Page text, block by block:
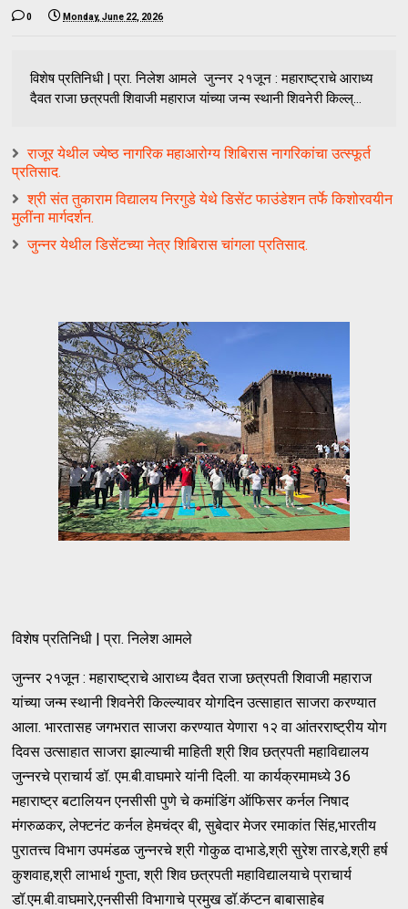
0 Monday, June 22, 2026
विशेष प्रतिनिधी | प्रा. निलेश आमले जुन्नर २१जून : महाराष्ट्राचे आराध्य
दैवत राजा छत्रपती शिवाजी महाराज यांच्या जन्म स्थानी शिवनेरी किल्ल्...
राजूर येथील ज्येष्ठ नागरिक महाआरोग्य शिबिरास नागरिकांचा उत्स्फूर्त
प्रतिसाद.
श्री संत तुकाराम विद्यालय निरगुडे येथे डिसेंट फाउंडेशन तर्फे किशोरवयीन
मुलींना मार्गदर्शन.
जुन्नर येथील डिसेंटच्या नेत्र शिबिरास चांगला प्रतिसाद.
विशेष प्रतिनिधी | प्रा. निलेश आमले
जुन्नर २१जून : महाराष्ट्राचे आराध्य दैवत राजा छत्रपती शिवाजी महाराज
यांच्या जन्म स्थानी शिवनेरी किल्ल्यावर योगदिन उत्साहात साजरा करण्यात
आला. भारतासह जगभरात साजरा करण्यात येणारा १२ वा आंतरराष्ट्रीय योग
दिवस उत्साहात साजरा झाल्याची माहिती श्री शिव छत्रपती महाविद्यालय
जुन्नरचे प्राचार्य डॉ. एम.बी.वाघमारे यांनी दिली. या कार्यक्रमामध्ये 36
महाराष्ट्र बटालियन एनसीसी पुणे चे कमांडिंग ऑफिसर कर्नल निषाद
मंगरुळकर, लेफ्टनंट कर्नल हेमचंद्र बी, सुबेदार मेजर रमाकांत सिंह,भारतीय
पुरातत्त्व विभाग उपमंडळ जुन्नरचे श्री गोकुळ दाभाडे,श्री सुरेश तारडे,श्री हर्ष
कुशवाह,श्री लाभार्थ गुप्ता, श्री शिव छत्रपती महाविद्यालयाचे प्राचार्य
डॉ.एम.बी.वाघमारे,एनसीसी विभागाचे प्रमुख डॉ.कॅप्टन बाबासाहेब